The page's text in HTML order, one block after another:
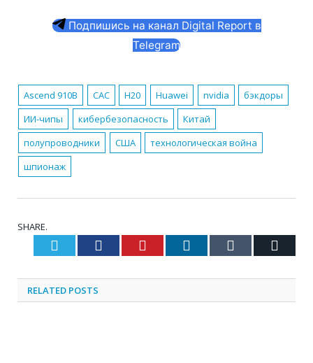
Подпишись на канал Digital Report в
Telegram
Ascend 910B CAC H20 Huawei nvidia
бэкдоры
ИИ-чипы
кибербезопасность
Китай
полупроводники
США
технологическая война
шпионаж
SHARE.
Twitter Facebook Pinterest LinkedIn Tumblr
RELATED POSTS